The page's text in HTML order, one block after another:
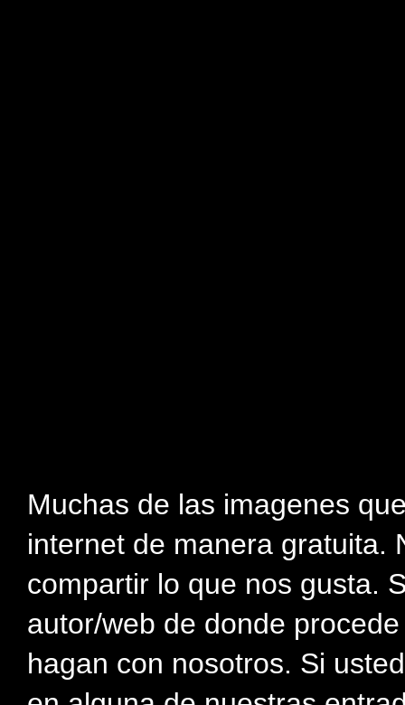
Muchas de las imagenes
internet de manera gratuita.
compartir lo que nos gusta.
autor/web de donde
hagan con nosotros. Si